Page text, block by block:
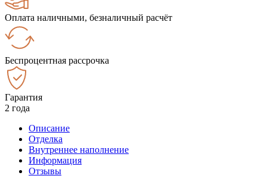
Оплата наличными, безналичный расчёт
Беспроцентная рассрочка
Гарантия
2 года
Описание
Отделка
Внутреннее наполнение
Информация
Отзывы